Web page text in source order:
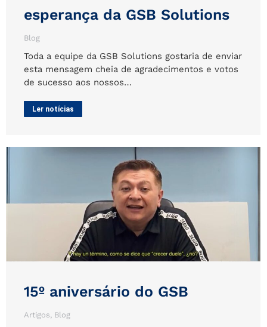
esperança da GSB Solutions
Blog
Toda a equipe da GSB Solutions gostaria de enviar
esta mensagem cheia de agradecimentos e votos
de sucesso aos nossos…
Ler notícias
15º aniversário do GSB
Artigos, Blog